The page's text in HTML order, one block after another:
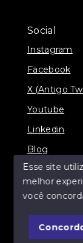
Social
Instagram
Facebook
X (Antigo
Youtube
Linkedin
Blog
© Copyright
SITE PARA IMOBILIARIA
Esse site
melhor
você